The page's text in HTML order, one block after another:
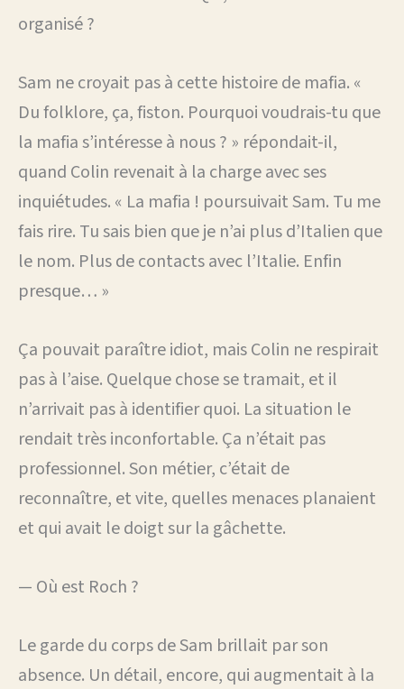
organisé ?
Sam ne croyait pas à cette histoire de mafia. «
Du folklore, ça, fiston. Pourquoi voudrais-tu que
la mafia s’intéresse à nous ? » répondait-il,
quand Colin revenait à la charge avec ses
inquiétudes. « La mafia ! poursuivait Sam. Tu me
fais rire. Tu sais bien que je n’ai plus d’Italien que
le nom. Plus de contacts avec l’Italie. Enfin
presque… »
Ça pouvait paraître idiot, mais Colin ne respirait
pas à l’aise. Quelque chose se tramait, et il
n’arrivait pas à identifier quoi. La situation le
rendait très inconfortable. Ça n’était pas
professionnel. Son métier, c’était de
reconnaître, et vite, quelles menaces planaient
et qui avait le doigt sur la gâchette.
— Où est Roch ?
Le garde du corps de Sam brillait par son
absence. Un détail, encore, qui augmentait à la